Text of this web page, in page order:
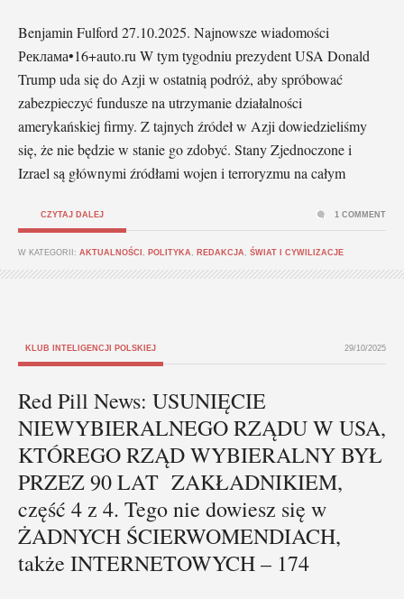
Benjamin Fulford 27.10.2025. Najnowsze wiadomości
Реклама•16+auto.ru W tym tygodniu prezydent USA Donald
Trump uda się do Azji w ostatnią podróż, aby spróbować
zabezpieczyć fundusze na utrzymanie działalności
amerykańskiej firmy. Z tajnych źródeł w Azji dowiedzieliśmy
się, że nie będzie w stanie go zdobyć. Stany Zjednoczone i
Izrael są głównymi źródłami wojen i terroryzmu na całym
CZYTAJ DALEJ
W KATEGORII: AKTUALNOŚCI POLITYKA REDAKCJA ŚWIAT I CYWILIZACJE
1 COMMENT
KLUB INTELIGENCJI POLSKIEJ 29/10/2025
Red Pill News: USUNIĘCIE
NIEWYBIERALNEGO RZĄDU W USA,
KTÓREGO RZĄD WYBIERALNY BYŁ
PRZEZ 90 LAT ZAKŁADNIKIEM,
część 4 z 4. Tego nie dowiesz się w
ŻADNYCH ŚCIERWOMENDIACH,
także INTERNETOWYCH – 174